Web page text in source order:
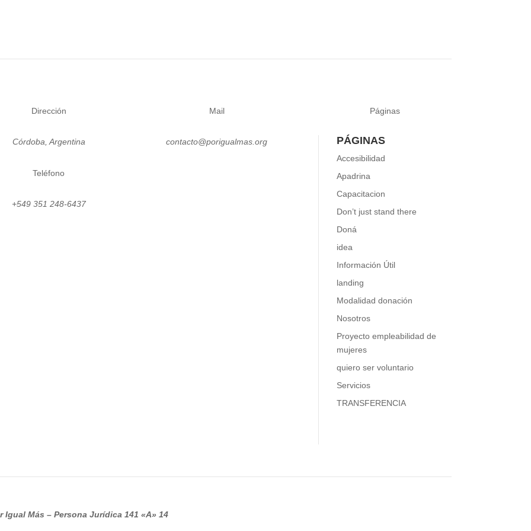
Dirección
Córdoba, Argentina
Teléfono
+549 351 248-6437
Mail
contacto@porigualmas.org
Páginas
PÁGINAS
Accesibilidad
Apadrina
Capacitacion
Don’t just stand there
Doná
idea
Información Útil
landing
Modalidad donación
Nosotros
Proyecto empleabilidad de
mujeres
quiero ser voluntario
Servicios
TRANSFERENCIA
Igual Más – PersonaJurídica 141 «A» 14